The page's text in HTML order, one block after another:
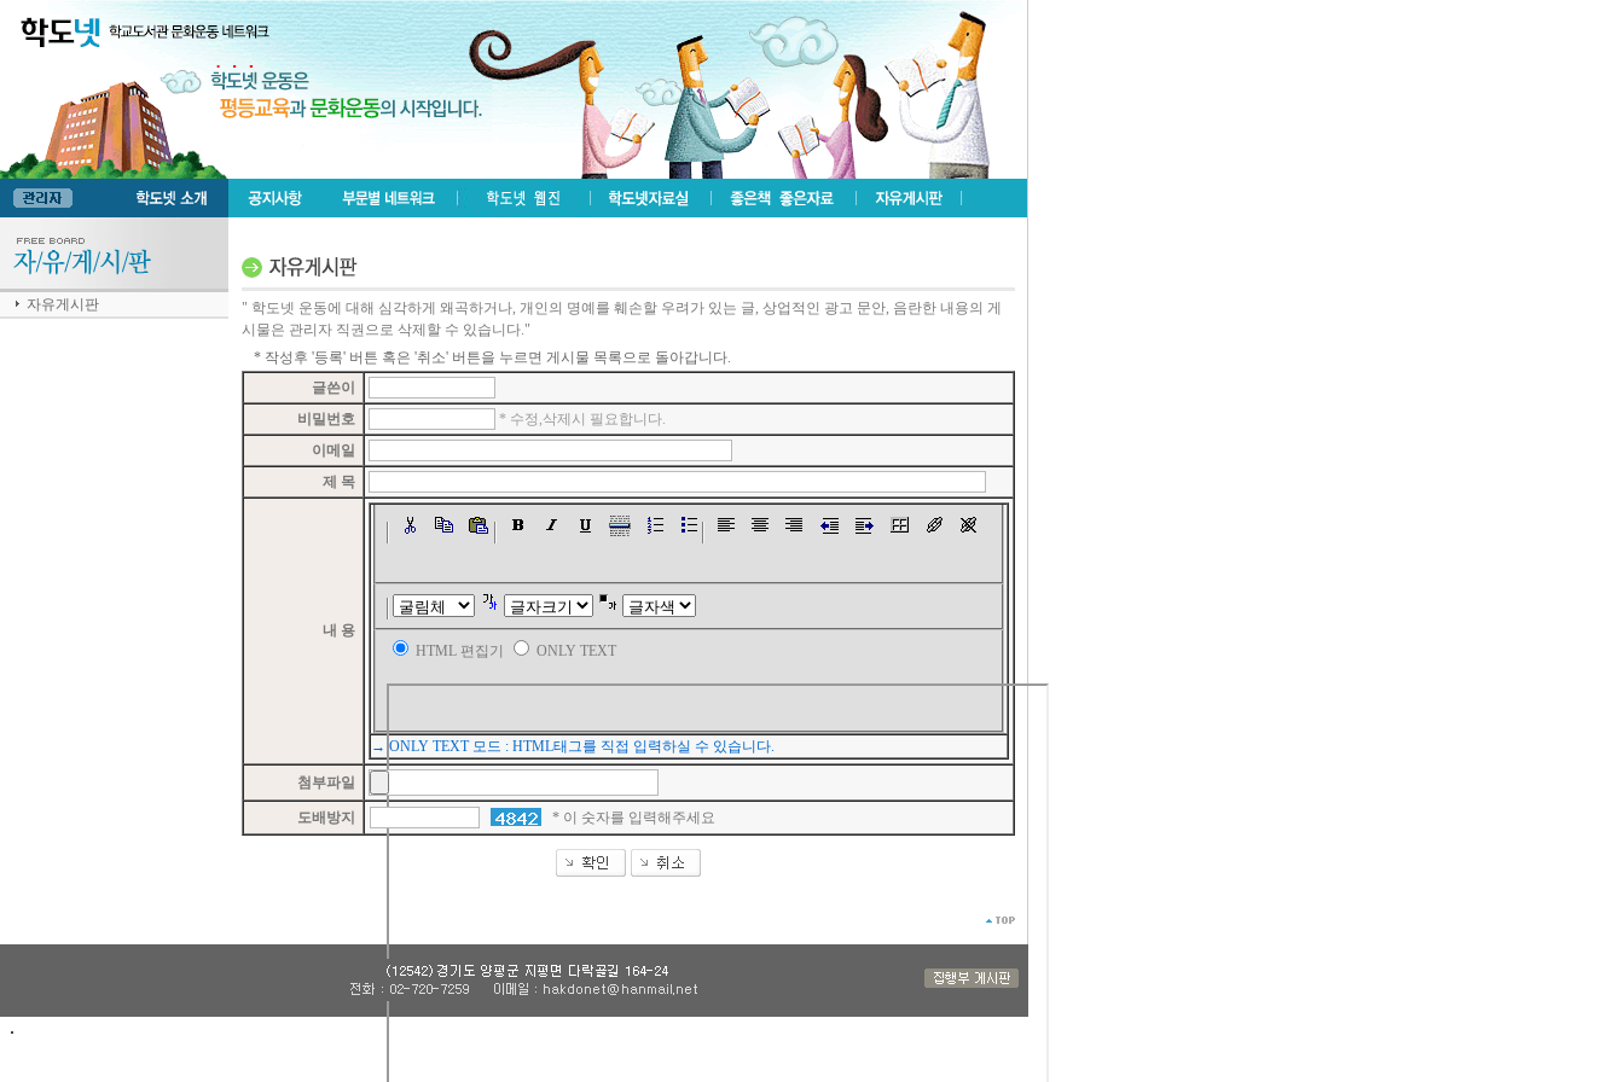
자유게시판
" 학도넷 운동에 대해 심각하게 왜곡하거나, 개인의 명예를 훼손할 우려가 있는 글, 상업적인 광고 문안, 음란한 내용의 게
시물은 관리자 직권으로 삭제할 수 있습니다."
* 작성후 '등록' 버튼 혹은 '취소' 버튼을 누르면 게시물 목록으로 돌아갑니다.
글쓴이
비밀번호
* 수정,삭제시 필요합니다.
이메일
제 목
내 용
HTML 편집기
ONLY TEXT
→ ONLY TEXT 모드 : HTML태그를 직접 입력하실 수 있습니다.
첨부파일
도배방지 * 이 숫자를 입력해주세요
.